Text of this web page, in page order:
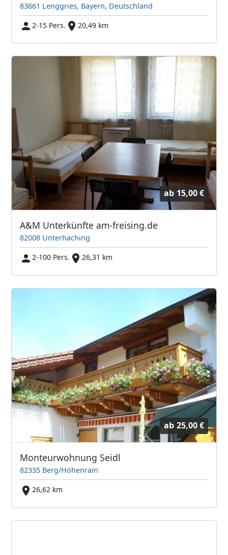
83661 Lenggries, Bayern, Deutschland
2-15 Pers.
20,49 km
ab 15,00 €
A&M Unterkünfte am-freising.de
82008 Unterhaching
2-100 Pers.
26,31 km
ab 25,00 €
Monteurwohnung Seidl
82335 Berg/Höhenrain
26,62 km